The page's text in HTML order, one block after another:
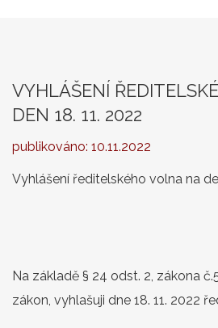
VYHLÁŠENÍ
DEN 18. 11. 2022
publikováno: 10.11.2022
Vyhlášení ředitelského volna na
Na základě § 24 odst. 2, zákona
zákon, vyhlašuji dne 18. 11. 2022